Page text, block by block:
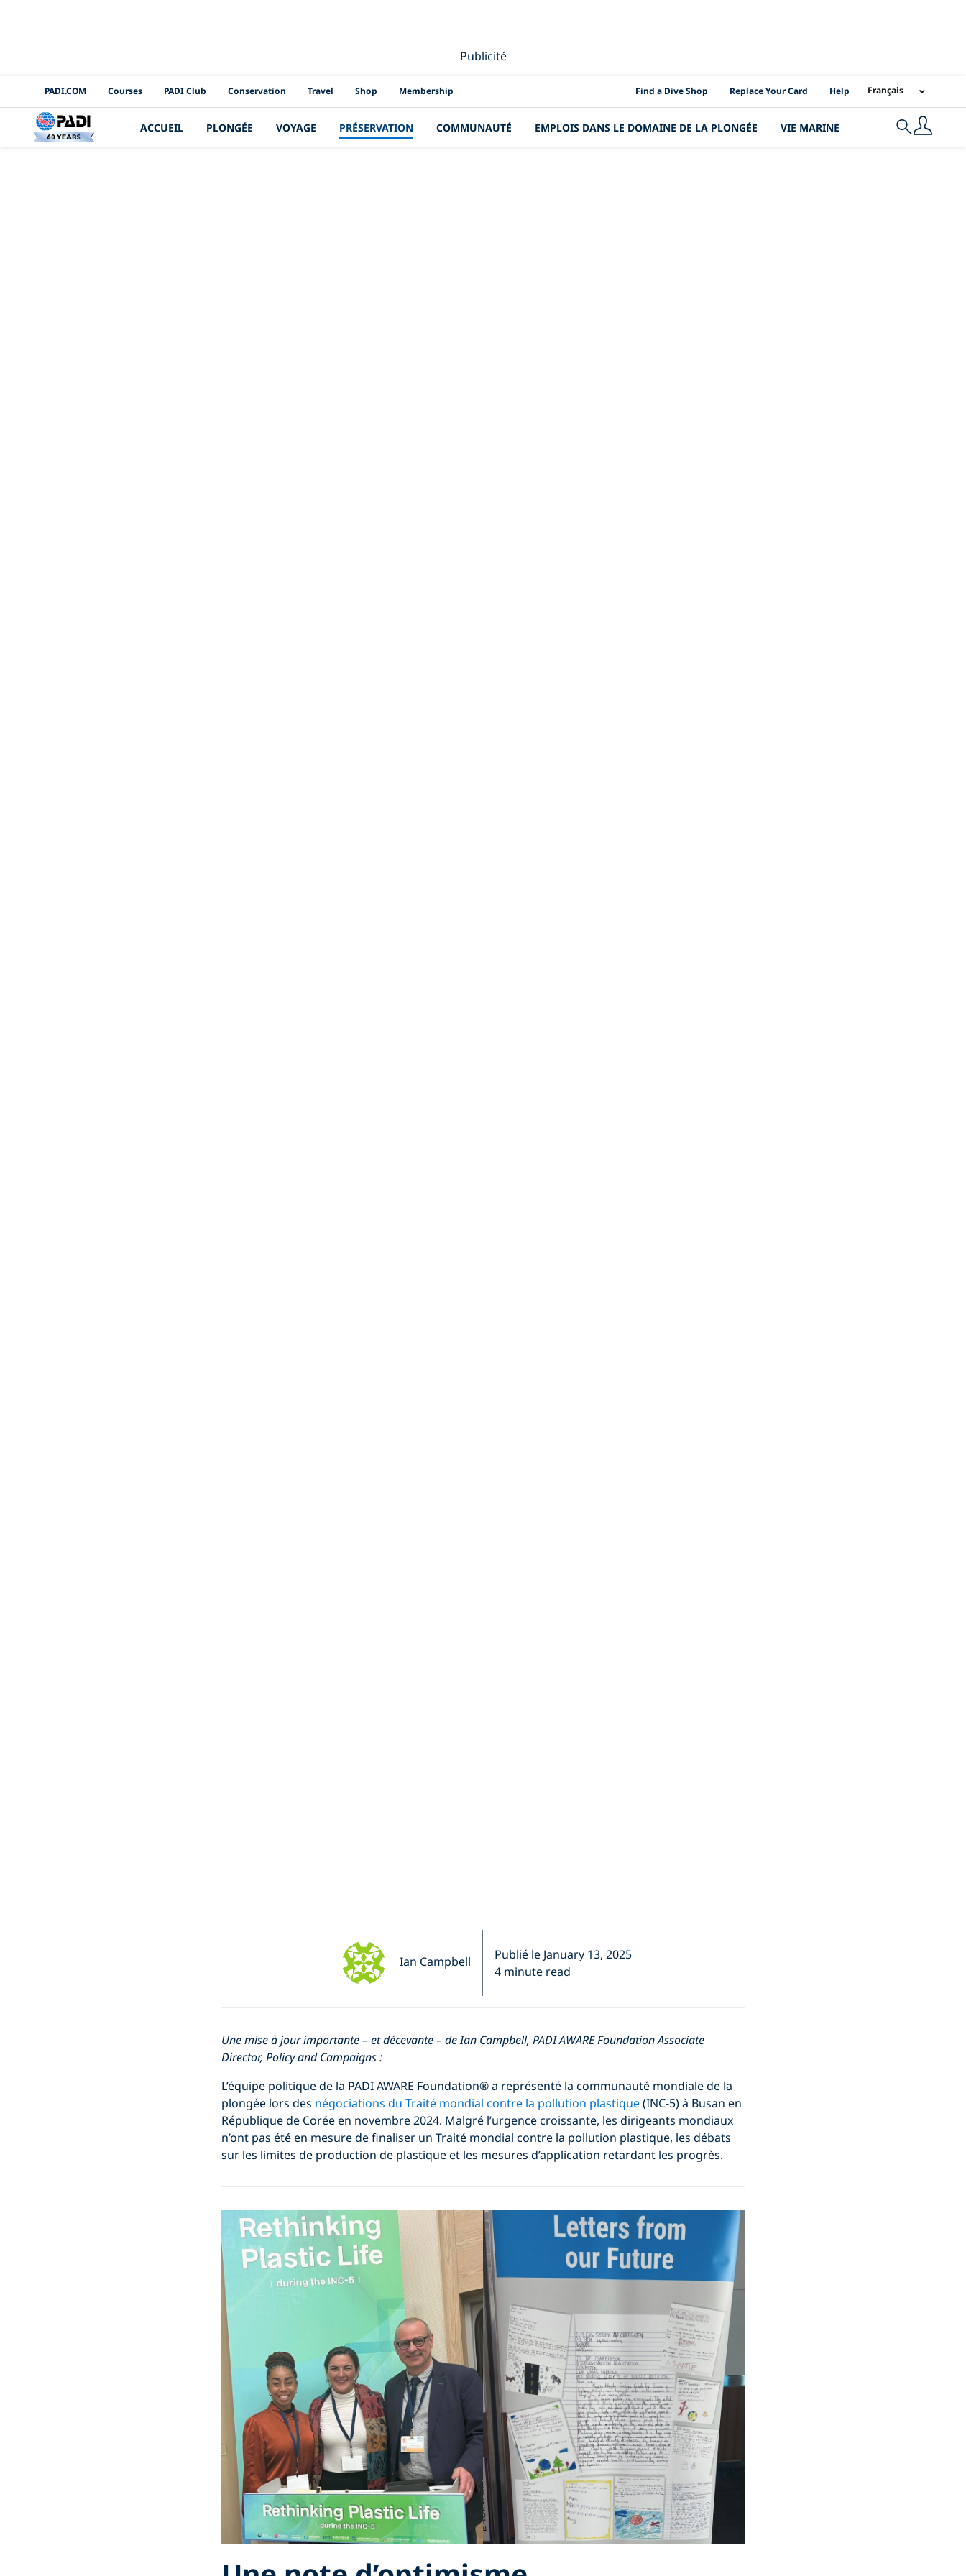
Publicité
PADI Channels
PADI.COM Courses PADI Club Conservation Travel Shop Membership PADI Location Links
Find a Dive Shop Replace Your Card Help Français
ACCUEIL PLONGÉE VOYAGE PRÉSERVATION COMMUNAUTÉ EMPLOIS DANS LE DOMAINE DE LA PLONGÉE VIE MARINE Search
Ian Campbell
Publié le January 13, 2025
4 minute read
Une mise à jour importante – et décevante – de Ian Campbell, PADI AWARE FoundationAssociate
Director, Policy and Campaigns :
L’équipe politique de la PADI AWARE Foundation® a représenté la communauté mondiale de la
plongée lors des négociations du Traité mondial contre la pollution plastique(INC-5) à Busan en
République de Corée en novembre 2024. Malgré l’urgence croissante, les dirigeants mondiaux
n’ont pas été en mesure de finaliser un Traité mondial contre la pollution plastique, les débats
sur les limites de production de plastique et les mesures d’application retardant les progrès.